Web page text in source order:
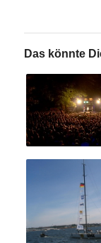
Das könnte